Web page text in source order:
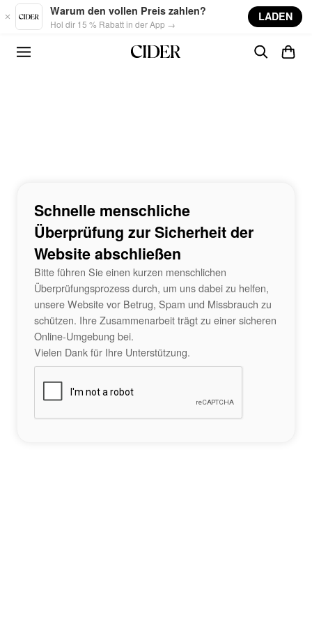
Skip to main content
Warum den vollen Preis zahlen?
Hol dir 15 % Rabatt in der App →
LADEN
Schnelle menschliche
Überprüfung zur Sicherheit der
Website abschließen
Bitte führen Sie einen kurzen menschlichen
Überprüfungsprozess durch, um uns dabei zu helfen,
unsere Website vor Betrug, Spam und Missbrauch zu
schützen. Ihre Zusammenarbeit trägt zu einer sicheren
Online-Umgebung bei.
Vielen Dank für Ihre Unterstützung.